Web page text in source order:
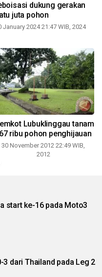
dukung gerakan
juta pohon
January 2024 21:47 WIB, 2024
Lubuklinggau tanam
ribu pohon penghijauan
30 November 2012 22:49 WIB,
2012
start ke-16 pada Moto3
3 dari Thailand pada Leg 2